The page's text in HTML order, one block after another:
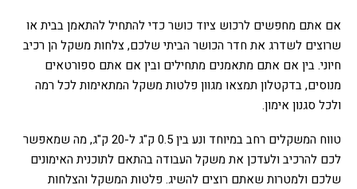
אם אתם מחפשים לרכוש ציוד כושר כדי להתחיל להתאמן בבית או
שרוצים לשדרג את חדר הכושר הביתי שלכם, צלחות משקל הן רכיב
חיוני. בין אם אתם מתאמנים מתחילים ובין אם אתם ספורטאים
מנוסים, בדקטלון תמצאו מגוון פלטות משקל המתאימות לכל רמה
ולכל סגנון אימון.
טווח המשקלים רחב במיוחד ונע בין 0.5 ק"ג ל-20 ק"ג, מה שמאפשר
לכם להרכיב ולעדכן את משקל העבודה בהתאם לתוכנית האימונים
שלכם ולמטרות שאתם רוצים להשיג. פלטות המשקל והצלחות